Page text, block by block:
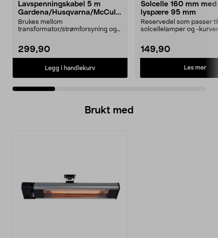
Lavspenningskabel 5 m
Gardena/Husqvarna/McCullo
ch/Flymo
Brukes mellom
transformator/strømforsyning og
299,90
Legg i handlekurv
Solcelle 160 mm med
lyspære 95 mm
Reservedel som passer
solcellelamper og -
149,90
Les mer
Brukt med